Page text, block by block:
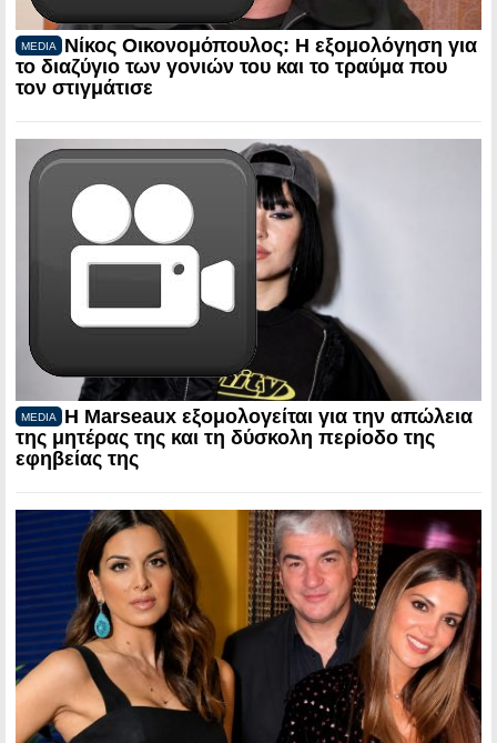
MEDIA
Νίκος Οικονομόπουλος: Η εξομολόγηση για
το διαζύγιο των γονιών του και το τραύμα που
τον στιγμάτισε
MEDIA
Η Marseaux εξομολογείται για την απώλεια
της μητέρας της και τη δύσκολη περίοδο της
εφηβείας της